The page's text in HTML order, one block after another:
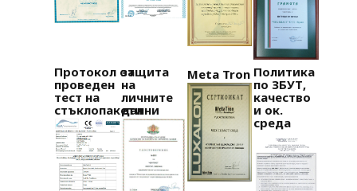
Протокол от
проведен
тест на
стъклопакети
защита
на
личните
данни
Meta Tron Политика
по ЗБУТ,
качество
и ок.
среда